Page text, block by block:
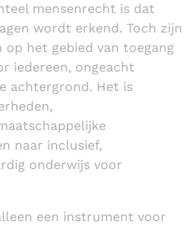
mensenrecht is dat
wordt erkend. Toch zijn
op het gebied van toegang
iedereen, ongeacht
achtergrond. Het is
naar inclusief,
onderwijs voor
een instrument voor